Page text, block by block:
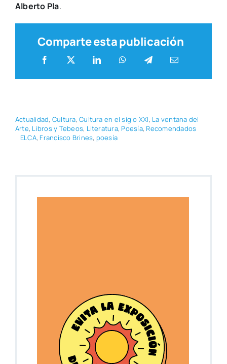
Alber­to Pla.
Comparte esta publicación
Actua­li­dad, Cul­tu­ra,Cul­tu­ra en el siglo XXI, La ven­ta­na del
Arte, Libros y Tebeos, Lite­ra­tu­ra, Poe­sía, Reco­men­da­dos
ELCA, Fran­cis­co Bri­nes, poe­sía